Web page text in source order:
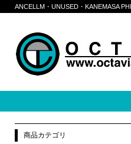
ANCELLM・UNUSED・KANEMASA
商品カテゴリ